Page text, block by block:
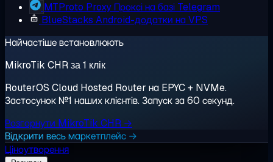
MTProto Proxy Проксі на базі Telegram
BlueStacks Android-додатки на VPS
Найчастіше встановлюють
MikroTik CHR за 1 клік
RouterOS Cloud Hosted Router на EPYC + NVMe.
Застосунок №1 наших клієнтів. Запуск за 60 секунд.
Розгорнути MikroTik CHR →
Відкрити весь маркетплейс →
Ціноутворення